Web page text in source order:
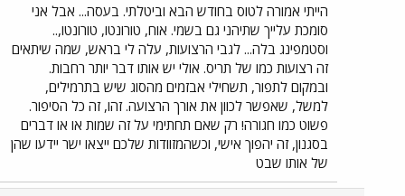
הייתי אמורה לטוס בחודש הבא וביטלתי. בעסה... אבל אני
סומכת עלייך שתיהני גם בשמי. אוח, טורונטו, טורונטו,..
וסטמפינג בלה... לגבי הרצועות, עלה לי בראש, שמה שיתאים
זה רצועות כמו של תריס. אולי יש אותו דבר יותר רחבות.
ובמקום לתפור, תשחילי אבזמים מהסוג שיש בתרמילים,
למשל, שאפשר לכוון את אורך הרצועה. זהו, זה כל הסיפור.
פשוט כמו חגורה! רק שאם תחתימי על זה שמות או או דברים
בסגנון, זה יהפוך אישי, וכשהמזוודות שלכם ייצאו ישר יידעו שהן
של אותו שבט